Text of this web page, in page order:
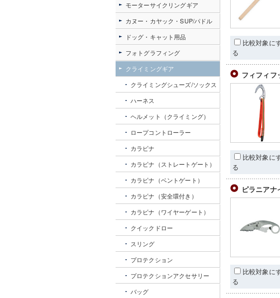
比較対象に
る
フィフィフ
比較対象に
る
ピラニアナ
比較対象に
る
モーターサイクリングギア
カヌー・カヤック・SUP/パドル
ドッグ・キャット用品
フォトグラフィング
クライミングギア
クライミングシューズ/ソックス
ハーネス
ヘルメット（クライミング）
ロープコントローラー
カラビナ
カラビナ（ストレートゲート）
カラビナ（ベントゲート）
カラビナ（安全環付き）
カラビナ（ワイヤーゲート）
クイックドロー
スリング
プロテクション
プロテクションアクセサリー
バッグ